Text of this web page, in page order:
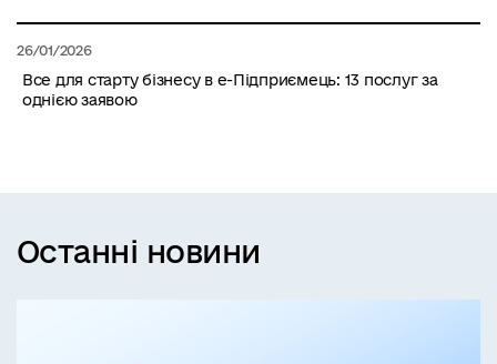
26/01/2026
Все для старту бізнесу в е-Підприємець: 13 послуг за
однією заявою
Останні новини